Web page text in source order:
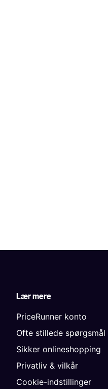
Lær mere
PriceRunner konto
Ofte stillede spørgsmål
Sikker onlineshopping
Privatliv & vilkår
Cookie-indstillinger